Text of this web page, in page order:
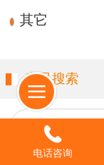
其它
产品搜索
请输入关键字…
电话咨询